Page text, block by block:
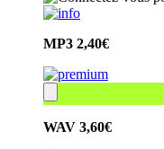
MP3 2,40€
WAV 3,60€